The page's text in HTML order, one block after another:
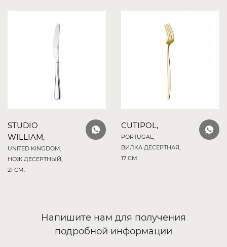
STUDIO
WILLIAM,
UNITED KINGDOM,
НОЖ ДЕСЕРТНЫЙ,
21 СМ.
CUTIPOL,
PORTUGAL,
ВИЛКА ДЕСЕРТНАЯ,
17 СМ.
Напишите нам для получения
подробной информации